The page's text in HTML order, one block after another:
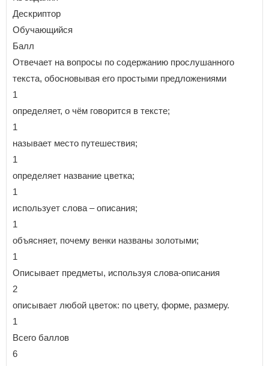
Дескриптор
Обучающийся
Балл
Отвечает на вопросы по содержанию прослушанного
текста, обосновывая его простыми предложениями
1
определяет, о чём говорится в тексте;
1
называет место путешествия;
1
определяет название цветка;
1
использует слова – описания;
1
объясняет, почему венки названы золотыми;
1
Описывает предметы, используя слова-описания
2
описывает любой цветок: по цвету, форме, размеру.
1
Всего баллов
6